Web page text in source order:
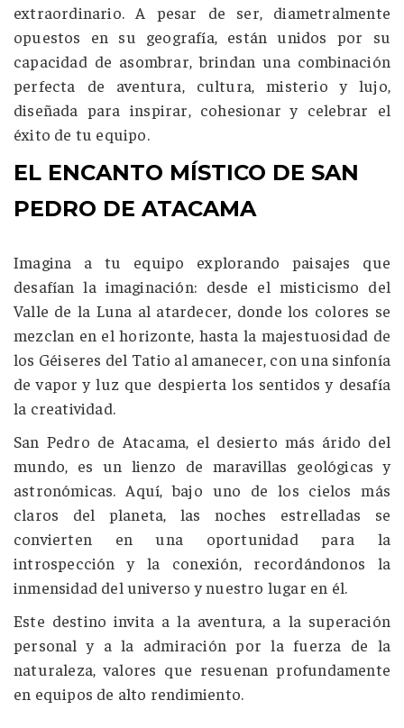
extraordinario. A pesar de ser, diametralmente
opuestos en su geografía, están unidos por su
capacidad de asombrar, brindan una combinación
perfecta de aventura, cultura, misterio y lujo,
diseñada para inspirar, cohesionar y celebrar el
éxito de tu equipo.
EL ENCANTO MÍSTICO DE SAN
PEDRO DE ATACAMA
Imagina a tu equipo explorando paisajes que
desafían la imaginación: desde el misticismo del
Valle de la Luna al atardecer, donde los colores se
mezclan en el horizonte, hasta la majestuosidad de
los Géiseres del Tatio al amanecer, con una sinfonía
de vapor y luz que despierta los sentidos y desafía
la creatividad.
San Pedro de Atacama, el desierto más árido del
mundo, es un lienzo de maravillas geológicas y
astronómicas. Aquí, bajo uno de los cielos más
claros del planeta, las noches estrelladas se
convierten en una oportunidad para la
introspección y la conexión, recordándonos la
inmensidad del universo y nuestro lugar en él.
Este destino invita a la aventura, a la superación
personal y a la admiración por la fuerza de la
naturaleza, valores que resuenan profundamente
en equipos de alto rendimiento.